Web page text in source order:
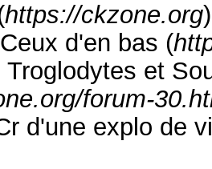
https://ckzone.org)
d'en bas (
Troglodytes et
forum-
d'une explo de